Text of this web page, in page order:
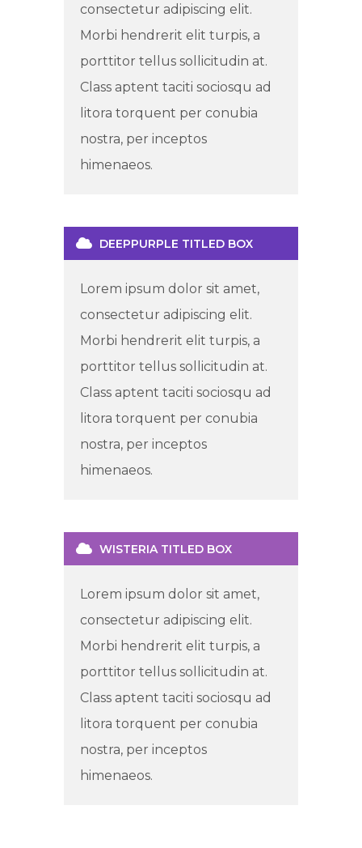
consectetur adipiscing elit.
Morbi hendrerit elit turpis, a
porttitor tellus sollicitudin at.
Class aptent taciti sociosqu ad
litora torquent per conubia
nostra, per inceptos
himenaeos.
DEEPPURPLE TITLED BOX
Lorem ipsum dolor sit amet,
consectetur adipiscing elit.
Morbi hendrerit elit turpis, a
porttitor tellus sollicitudin at.
Class aptent taciti sociosqu ad
litora torquent per conubia
nostra, per inceptos
himenaeos.
WISTERIA TITLED BOX
Lorem ipsum dolor sit amet,
consectetur adipiscing elit.
Morbi hendrerit elit turpis, a
porttitor tellus sollicitudin at.
Class aptent taciti sociosqu ad
litora torquent per conubia
nostra, per inceptos
himenaeos.